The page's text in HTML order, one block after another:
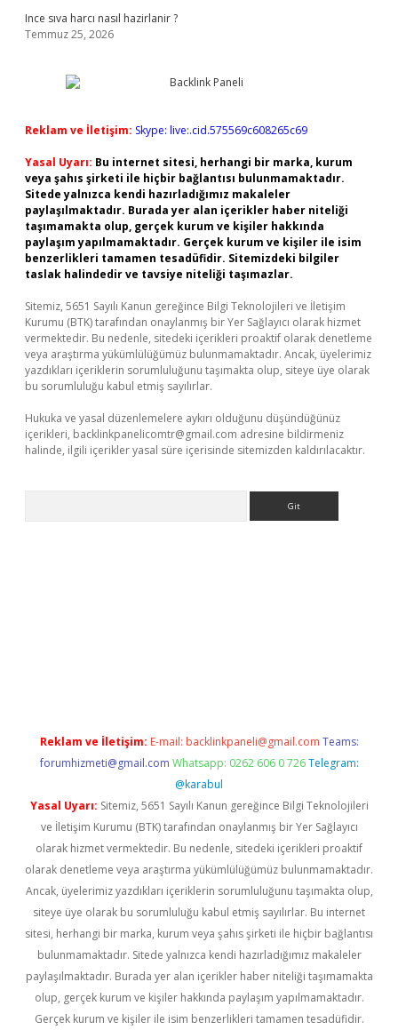
Ince sıva harcı nasıl hazirlanir ?
Temmuz 25, 2026
Reklam ve İletişim: Skype: live:.cid.575569c608265c69
Yasal Uyarı: Bu internet sitesi, herhangi bir marka, kurum
veya şahıs şirketi ile hiçbir bağlantısı bulunmamaktadır.
Sitede yalnızca kendi hazırladığımız makaleler
paylaşılmaktadır. Burada yer alan içerikler haber niteliği
taşımamakta olup, gerçek kurum ve kişiler hakkında
paylaşım yapılmamaktadır. Gerçek kurum ve kişiler ile isim
benzerlikleri tamamen tesadüfidir. Sitemizdeki bilgiler
taslak halindedir ve tavsiye niteliği taşımazlar.
Sitemiz, 5651 Sayılı Kanun gereğince Bilgi Teknolojileri ve İletişim
Kurumu (BTK) tarafından onaylanmış bir Yer Sağlayıcı olarak hizmet
vermektedir. Bu nedenle, sitedeki içerikleri proaktif olarak denetleme
veya araştırma yükümlülüğümüz bulunmamaktadır. Ancak, üyelerimiz
yazdıkları içeriklerin sorumluluğunu taşımakta olup, siteye üye olarak
bu sorumluluğu kabul etmiş sayılırlar.
Hukuka ve yasal düzenlemelere aykırı olduğunu düşündüğünüz
içerikleri, backlinkpanelicomtr@gmail.com adresine bildirmeniz
halinde, ilgili içerikler yasal süre içerisinde sitemizden kaldırılacaktır.
Reklam ve İletişim: E-mail: backlinkpaneli@gmail.com Teams:
forumhizmeti@gmail.com Whatsapp: 0262 606 0 726 Telegram:
@karabul
Yasal Uyarı: Sitemiz, 5651 Sayılı Kanun gereğince Bilgi Teknolojileri
ve İletişim Kurumu (BTK) tarafından onaylanmış bir Yer Sağlayıcı
olarak hizmet vermektedir. Bu nedenle, sitedeki içerikleri proaktif
olarak denetleme veya araştırma yükümlülüğümüz bulunmamaktadır.
Ancak, üyelerimiz yazdıkları içeriklerin sorumluluğunu taşımakta olup,
siteye üye olarak bu sorumluluğu kabul etmiş sayılırlar. Bu internet
sitesi, herhangi bir marka, kurum veya şahıs şirketi ile hiçbir bağlantısı
bulunmamaktadır. Sitede yalnızca kendi hazırladığımız makaleler
paylaşılmaktadır. Burada yer alan içerikler haber niteliği taşımamakta
olup, gerçek kurum ve kişiler hakkında paylaşım yapılmamaktadır.
Gerçek kurum ve kişiler ile isim benzerlikleri tamamen tesadüfidir.